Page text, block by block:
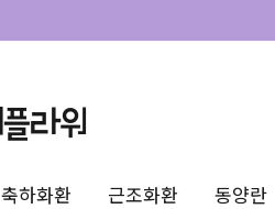
축하화환 근조화환 동양란